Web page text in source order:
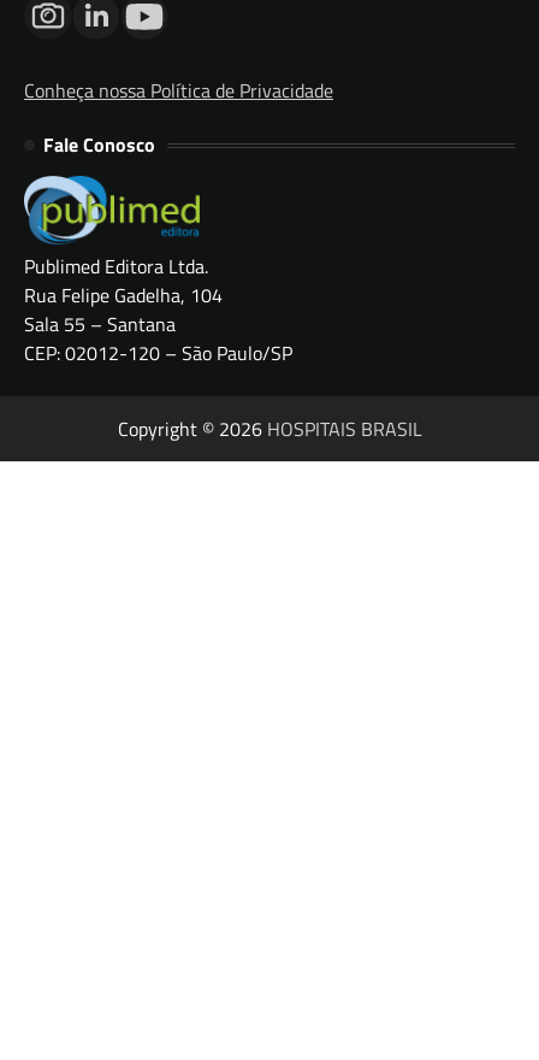
Conheça nossa Política de Privacidade
Fale Conosco
Publimed Editora Ltda.
Rua Felipe Gadelha, 104
Sala 55 – Santana
CEP: 02012-120 – São Paulo/SP
Copyright © 2026 HOSPITAIS BRASIL